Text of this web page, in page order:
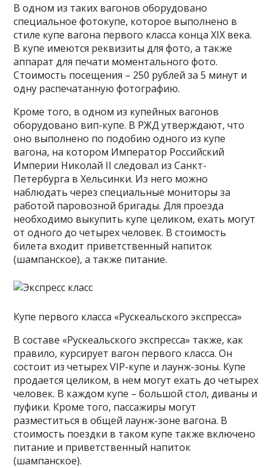
В одном из таких вагонов оборудовано
специальное фотокупе, которое выполнено в
стиле купе вагона первого класса конца XIX века.
В купе имеются реквизиты для фото, а также
аппарат для печати моментального фото.
Стоимость посещения – 250 рублей за 5 минут и
одну распечатанную фотографию.
Кроме того, в одном из купейных вагонов
оборудовано вип-купе. В РЖД утверждают, что
оно выполнено по подобию одного из купе
вагона, на котором Император Российский
Империи Николай II следовал из Санкт-
Петербурга в Хельсинки. Из него можно
наблюдать через специальные мониторы за
работой паровозной бригады. Для проезда
необходимо выкупить купе целиком, ехать могут
от одного до четырех человек. В стоимость
билета входит приветственный напиток
(шампанское), а также питание.
Купе первого класса «Рускеальского экспресса»
В составе «Рускеальского экспресса» также, как
правило, курсирует вагон первого класса. Он
состоит из четырех VIP-купе и лаунж-зоны. Купе
продается целиком, в нем могут ехать до четырех
человек. В каждом купе – большой стол, диваны и
пуфики. Кроме того, пассажиры могут
разместиться в общей лаунж-зоне вагона. В
стоимость поездки в таком купе также включено
питание и приветственный напиток
(шампанское).